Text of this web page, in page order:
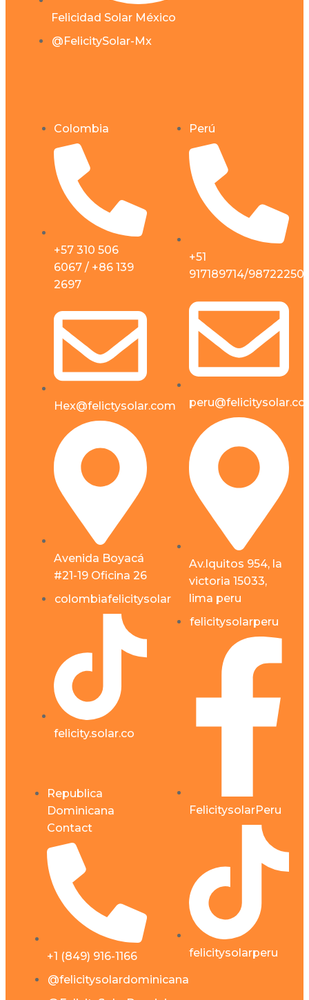
Felicidad Solar México
@FelicitySolar-Mx
Colombia
+57 310 506
6067 / +86 139
2697
Hex@felictysolar.com
Avenida Boyacá
#21-19 Oficina 26
colombiafelicitysolar
felicity.solar.co
Republica
Dominicana
Contact
+1 (849) 916-1166
@felicitysolardominicana
Perú
+51
917189714/
Av.Iquitos 954, la
victoria 15033,
lima peru
felicitysolarperu
FelicitysolarPeru
felicitysolarperu